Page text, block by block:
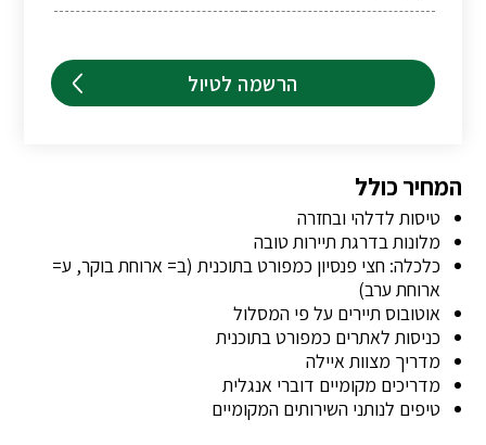
הרשמה לטיול
המחיר כולל
טיסות לדלהי ובחזרה
מלונות בדרגת תיירות טובה
כלכלה: חצי פנסיון כמפורט בתוכנית (ב= ארוחת בוקר, ע=
ארוחת ערב)
אוטובוס תיירים על פי המסלול
כניסות לאתרים כמפורט בתוכנית
מדריך מצוות איילה
מדריכים מקומיים דוברי אנגלית
טיפים לנותני השירותים המקומיים